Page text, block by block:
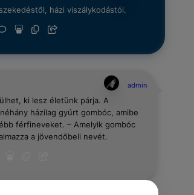
házi viszálykodástól.
admin
ki lesz életünk párja. A
házilag gyúrt gombóc, amibe
férfineveket. – Amelyik gombóc
a jövendőbeli nevét.